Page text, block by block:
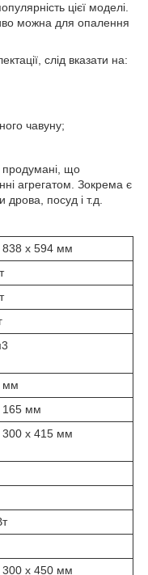
цієї моделі.
можна для опалення
слід вказати на:
чавуну;
продумані, що
агрегатом. Зокрема є
дрова, посуд і т.д.
838 х 594 мм
3
мм
165 мм
300 х 415 мм
300 х 450 мм